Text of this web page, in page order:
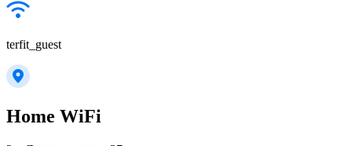
terfit_guest
Home WiFi